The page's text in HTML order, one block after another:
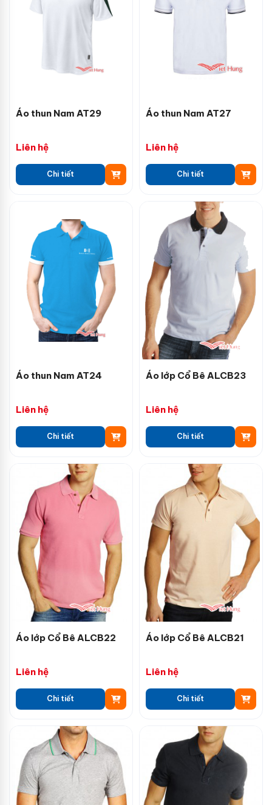
Áo thun Nam AT29
Liên hệ
Chi tiết
Áo thun Nam AT27
Liên hệ
Chi tiết
Áo thun Nam AT24
Liên hệ
Chi tiết
Áo lớp Cổ Bê ALCB23
Liên hệ
Chi tiết
Áo lớp Cổ Bê ALCB22
Liên hệ
Chi tiết
Áo lớp Cổ Bê ALCB21
Liên hệ
Chi tiết